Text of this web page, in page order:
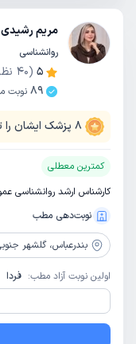
مریم رشیدی
روانشناسی
5
(
40
89 نوبت
8 پزشک ایشان را
کمترین معطلی
کارشناس ارشد روانشناسی
نوبت‌دهی مطب
بندرعباس،گلشهر جنوبی،
اولین نوبت آزاد مطب: فردا